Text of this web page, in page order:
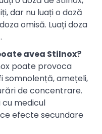
dar nu luați o doză
omisă. Luați doza
avea Stilnox?
poate provoca
somnolență, amețeli,
de concentrare.
medicul
efecte secundare